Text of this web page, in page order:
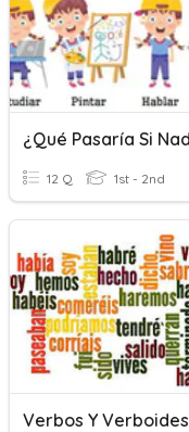
12 Q 1st - 2nd
Verbos Y Verboides